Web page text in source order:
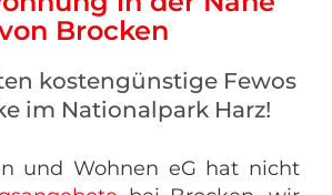
Brocken
kostengünstige Fewos
im Nationalpark Harz!
und Wohnen eG hat nicht